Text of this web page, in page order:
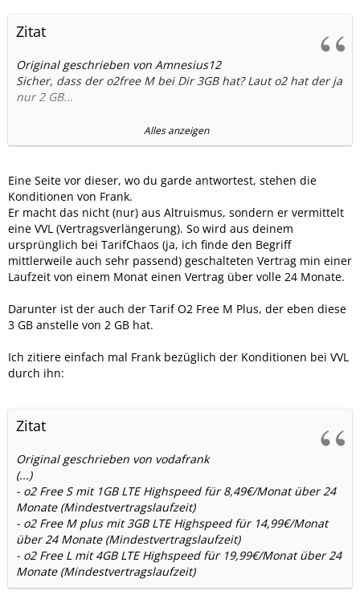
Zitat
Original geschrieben von Amnesius12
Sicher, dass der o2free M bei Dir 3GB hat? Laut o2 hat der ja
nur 2 GB...
Muss ich den eigentlichen TH Vertrag über Dich gebucht
haben? Oder hilfst Du auch Kunden die direkt bei TH auf
Wenn Dir hier jeder 10€ als Dank überweist, machst Du
doch wenigstens plus minus Null?
VG
Andreas
Alles anzeigen
Eine Seite vor dieser, wo du garde antwortest, stehen die
Konditionen von Frank.
Er macht das nicht (nur) aus Altruismus, sondern er vermittelt
eine VVL (Vertragsverlängerung). So wird aus deinem
ursprünglich bei TarifChaos (ja, ich finde den Begriff
mittlerweile auch sehr passend) geschalteten Vertrag min einer
Laufzeit von einem Monat einen Vertrag über volle 24 Monate.
Darunter ist der auch der Tarif O2 Free M Plus, der eben diese
3 GB anstelle von 2 GB hat.
Ich zitiere einfach mal Frank bezüglich der Konditionen bei VVL
durch ihn:
Zitat
Original geschrieben von vodafrank
(...)
- o2 Free S mit 1GB LTE Highspeed für 8,49€/Monat über 24
Monate (Mindestvertragslaufzeit)
- o2 Free M plus mit 3GB LTE Highspeed für 14,99€/Monat
über 24 Monate (Mindestvertragslaufzeit)
- o2 Free L mit 4GB LTE Highspeed für 19,99€/Monat über 24
Monate (Mindestvertragslaufzeit)